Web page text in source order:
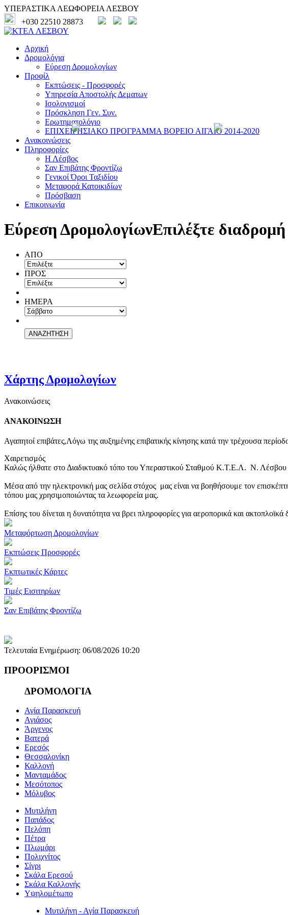
ΥΠΕΡΑΣΤΙΚΑ ΛΕΩΦΟΡΕΙΑ ΛΕΣΒΟΥ
+030 22510 28873
Αρχική
Δρομολόγια
Εύρεση Δρομολογίων
Προφίλ
Εκπτώσεις - Προσφορές
Υπηρεσία Αποστολής Δεματων
Ισολογισμοί
Πρόσκληση Γεν. Συν.
Ερωτηματολόγιο
ΕΠΙΧΕΙΡΗΣΙΑΚΟ ΠΡΟΓΡΑΜΜΑ ΒΟΡΕΙΟ ΑΙΓΑΙΟ 2014-2020
Ανακοινώσεις
Πληροφορίες
Η Λέσβος
Σαν Επιβάτης Φροντίζω
Γενικοί Όροι Ταξιδίου
Μεταφορά Κατοικιδίων
Πρόσβαση
Επικοινωνία
Εύρεση ΔρομολογίωνΕπιλέξτε
ΑΠΟ
ΠΡΟΣ
ΗΜΕΡΑ
Χάρτης Δρομολογίων
Ανακοινώσεις
ΑΝΑΚΟΙΝΩΣΗ
Αγαπητοί επιβάτες,Λόγω της αυξημένης επιβατικής κίνησης κατά την τρέχουσα
Χαιρετισμός
Καλώς ήλθατε στο Διαδικτυακό τόπο του Υπεραστικού Σταθμού Κ.Τ.Ε.Λ. Ν.
Μέσα από την ηλεκτρονική μας σελίδα στόχος μας είναι να βοηθήσουμε τον
τόπου μας χρησιμοποιώντας τα λεωφορεία μας.
Επίσης του δίνεται η δυνατότητα να βρει πληροφορίες για αεροπορικά και
Μεταφόρτωση Δρομολογίων
Εκπτώσεις Προσφορές
Εκπτωτικές Κάρτες
Τιμές Εισιτηρίων
Σαν Επιβάτης Φροντίζω
Τελευταία Ενημέρωση: 06/08/2026 10:20
ΠΡΟΟΡΙΣΜΟΙ
ΔΡΟΜΟΛΟΓΙΑ
Αγία Παρασκευή
Αγιάσος
Άργενος
Βατερά
Ερεσός
Θεσσαλονίκη
Καλλονή
Μανταμάδος
Μεσότοπος
Μόλυβος
Μυτιλήνη
Παπάδος
Πελόπη
Πέτρα
Πλωμάρι
Πολιχνίτος
Σίγρι
Σκάλα Ερεσού
Σκάλα Καλλονής
Υψηλομέτωπο
Μυτιλήνη - Αγία Παρασκευή